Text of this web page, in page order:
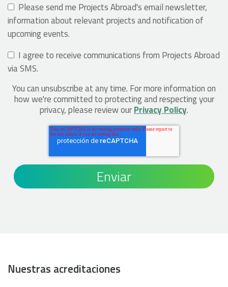
Please send me Projects Abroad's email newsletter,
information about relevant projects and notification of
upcoming events.
I agree to receive communications from Projects Abroad
via SMS.
You can unsubscribe at any time. For more information on
how we're committed to protecting and respecting your
privacy, please review ourPrivacy Policy.
Nuestras acreditaciones